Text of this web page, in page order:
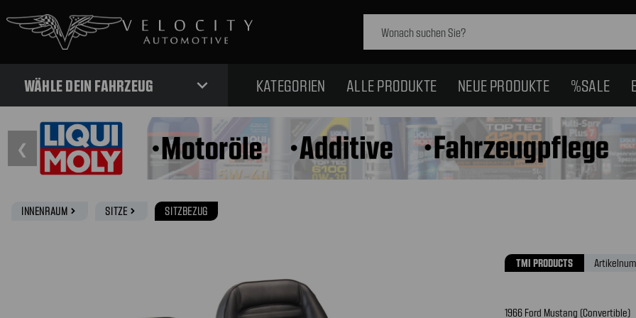
WÄHLE DEIN FAHRZEUG expand_more KATEGORIEN ALLE PRODUKTE NEUE PRODUKTE %SALE
❮
INNENRAUM navigate_next SITZE navigate_next SITZBEZUG
TMI PRODUCTS
1966 Ford Mustang (Convertible)